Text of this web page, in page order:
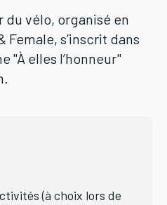
du vélo, organisé en
Female, s’inscrit dans
"À elles l’honneur"
(à choix lors de